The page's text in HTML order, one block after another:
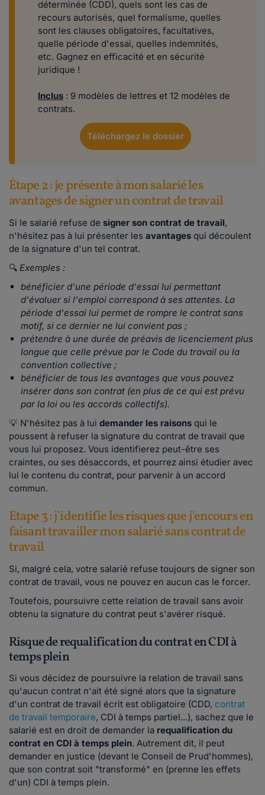
déterminée (CDD), quels sont les cas de
recours autorisés, quel formalisme, quelles
sont les clauses obligatoires, facultatives,
quelle période d'essai, quelles indemnités,
etc. Gagnez en efficacité et en sécurité
juridique !
Inclus : 9 modèles de lettres et 12 modèles de
contrats.
Téléchargez le dossier
Étape 2 : je présente à mon salarié les
avantages de signer un contrat de travail
Si le salarié refuse de signer son contrat de travail,
n'hésitez pas à lui présenter les avantages qui découlent
de la signature d'un tel contrat.
🔍 Exemples :
bénéficier d'une période d'essai lui permettant
d'évaluer si l'emploi correspond à ses attentes. La
période d'essai lui permet de rompre le contrat sans
motif, si ce dernier ne lui convient pas ;
prétendre à une durée de préavis de licenciement plus
longue que celle prévue par le Code du travail ou la
convention collective ;
bénéficier de tous les avantages que vous pouvez
insérer dans son contrat (en plus de ce qui est prévu
par la loi ou les accords collectifs).
💡 N'hésitez pas à lui demander les raisons qui le
poussent à refuser la signature du contrat de travail que
vous lui proposez. Vous identifierez peut-être ses
craintes, ou ses désaccords, et pourrez ainsi étudier avec
lui le contenu du contrat, pour parvenir à un accord
commun.
Etape 3 : j'identifie les risques que j'encours en
faisant travailler mon salarié sans contrat de
travail
Si, malgré cela, votre salarié refuse toujours de signer son
contrat de travail, vous ne pouvez en aucun cas le forcer.
Toutefois, poursuivre cette relation de travail sans avoir
obtenu la signature du contrat peut s'avérer risqué.
Risque de requalification du contrat en CDI à
temps plein
Si vous décidez de poursuivre la relation de travail sans
qu'aucun contrat n'ait été signé alors que la signature
d'un contrat de travail écrit est obligatoire (CDD, contrat
de travail temporaire, CDI à temps partiel...), sachez que le
salarié est en droit de demander la requalification du
contrat en CDI à temps plein. Autrement dit, il peut
demander en justice (devant le Conseil de Prud'hommes),
que son contrat soit "transformé" en (prenne les effets
d'un) CDI à temps plein.